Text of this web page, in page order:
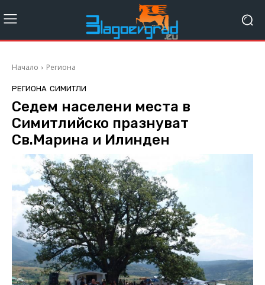
Начало Региона
РЕГИОНА СИМИТЛИ
Седем населени места в
Симитлийско празнуват
Св.Марина и Илинден